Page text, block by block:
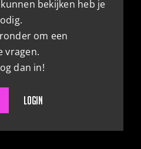
bekijken heb je
om een
vragen.
dan in!
Login